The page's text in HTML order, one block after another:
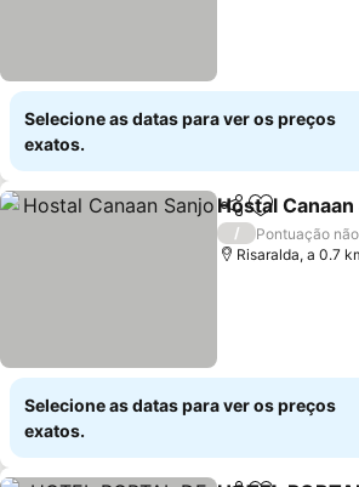
Selecione as datas para ver os preços
exatos.
PartilharAdicionar
Hostal Canaan
/
Pontuação
Risaralda, a 0.7
Selecione as datas para ver os preços
exatos.